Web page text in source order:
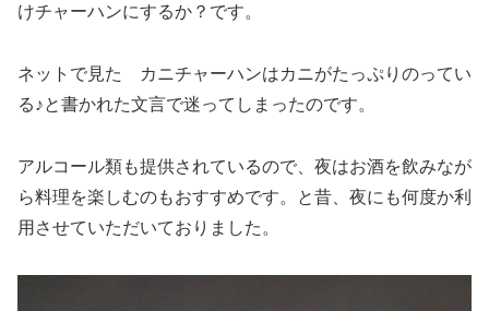
けチャーハンにするか？です。
ネットで見た カニチャーハンはカニがたっぷりのってい
る♪と書かれた文言で迷ってしまったのです。
アルコール類も提供されているので、夜はお酒を飲みなが
ら料理を楽しむのもおすすめです。と昔、夜にも何度か利
用させていただいておりました。